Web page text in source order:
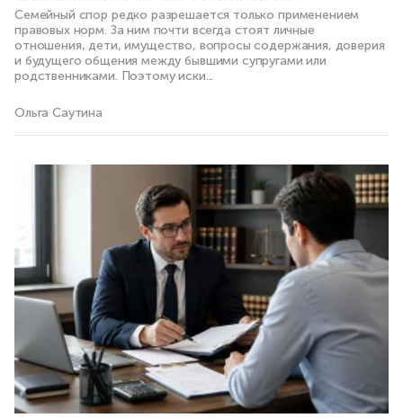
Семейный спор редко разрешается только применением
правовых норм. За ним почти всегда стоят личные
отношения, дети, имущество, вопросы содержания, доверия
и будущего общения между бывшими супругами или
родственниками. Поэтому иски...
Ольга Саутина